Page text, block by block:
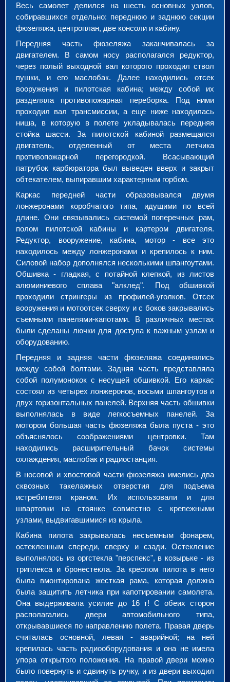
Весь самолет делился на шесть основных узлов,
собиравшихся отдельно: переднюю и заднюю секции
фюзеляжа, центроплан, две консоли и кабину.
Передняя часть фюзеляжа заканчивалась за
двигателем. В самом носу располагался редуктор,
через полый выходной вал которого проходил ствол
пушки, и его маслобак. Далее находились отсек
вооружения и пилотская кабина; между собой их
разделяла противопожарная переборка. Под ними
проходил вал трансмиссии, а еще ниже находилась
ниша, в которую в полете укладывалась передняя
стойка шасси. За пилотской кабиной размещался
двигатель, отделенный от места летчика
противопожарной перегородкой. Всасывающий
патрубок карбюратора был выведен вверх и закрыт
обтекателем, выпиравшим характерным горбом.
Каркас передней части образовывался двумя
лонжеронами коробчатого типа, идущими по всей
длине. Они связывались системой поперечных рам,
полом пилотской кабины и картером двигателя.
Редуктор, вооружение, кабина, мотор - все это
находилось между лонжеронами и крепилось к ним.
Силовой набор дополнялся несколькими шпангоутами.
Обшивка - гладкая, с потайной клепкой, из листов
алюминиевого сплава "алклед". Под обшивкой
проходили стрингеры из профилей-уголков. Отсек
вооружения и мотоотсек сверху и с боков закрывались
съемными панелями-капотами. В различных местах
были сделаны лючки для доступа к важным узлам и
оборудованию.
Передняя и задняя части фюзеляжа соединялись
между собой болтами. Задняя часть представляла
собой полумонокок с несущей обшивкой. Его каркас
состоял из четырех лонжеронов, восьми шпангоутов и
двух горизонтальных панелей. Верхняя часть обшивки
выполнялась в виде легкосъемных панелей. За
мотором большая часть фюзеляжа была пуста - это
объяснялось соображениями центровки. Там
находились расширительный бачок системы
охлаждения, маслобак и радиостанция.
В носовой и хвостовой части фюзеляжа имелись два
сквозных такелажных отверстия для подъема
истребителя краном. Их использовали и для
швартовки на стоянке совместно с крепежными
узлами, выдвигавшимися из крыла.
Кабина пилота закрывалась несъемным фонарем,
остекленным спереди, сверху и сзади. Остекление
выполнялось из оргстекла "перспекс", в козырьке - из
триплекса и бронестекла. За креслом пилота в него
была вмонтирована жесткая рама, которая должна
была защитить летчика при капотировании самолета.
Она выдерживала усилие до 16 т! С обеих сторон
располагались двери автомобильного типа,
открывавшиеся по направлению полета. Правая дверь
считалась основной, левая - аварийной; на ней
крепилась часть радиооборудования и она не имела
упора открытого положения. На правой двери можно
было повернуть и сдвинуть ручку, и из двери выходил